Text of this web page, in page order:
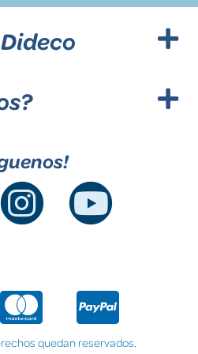
quedan reservados.